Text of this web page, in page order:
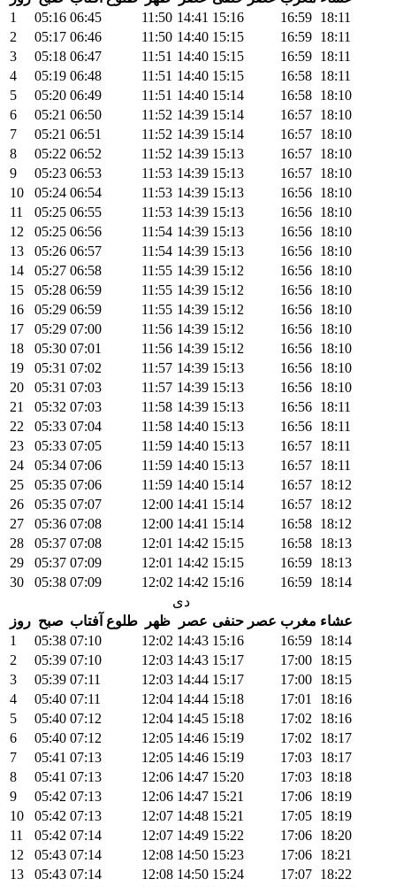
1
05:16 06:45 11:50 14:41 15:16 16:59 18:11
2
05:17 06:46 11:50 14:40 15:15 16:59 18:11
3
05:18 06:47 11:51 14:40 15:15 16:59 18:11
4
05:19 06:48 11:51 14:40 15:15 16:58 18:11
5
05:20 06:49 11:51 14:40 15:14 16:58 18:10
6
05:21 06:50 11:52 14:39 15:14 16:57 18:10
7
05:21 06:51 11:52 14:39 15:14 16:57 18:10
8
05:22 06:52 11:52 14:39 15:13 16:57 18:10
9
05:23 06:53 11:53 14:39 15:13 16:57 18:10
10
05:24 06:54 11:53 14:39 15:13 16:56 18:10
11
05:25 06:55 11:53 14:39 15:13 16:56 18:10
12
05:25 06:56 11:54 14:39 15:13 16:56 18:10
13
05:26 06:57 11:54 14:39 15:13 16:56 18:10
14
05:27 06:58 11:55 14:39 15:12 16:56 18:10
15
05:28 06:59 11:55 14:39 15:12 16:56 18:10
16
05:29 06:59 11:55 14:39 15:12 16:56 18:10
17
05:29 07:00 11:56 14:39 15:12 16:56 18:10
18
05:30 07:01 11:56 14:39 15:12 16:56 18:10
19
05:31 07:02 11:57 14:39 15:13 16:56 18:10
20
05:31 07:03 11:57 14:39 15:13 16:56 18:10
21
05:32 07:03 11:58 14:39 15:13 16:56 18:11
22
05:33 07:04 11:58 14:40 15:13 16:56 18:11
23
05:33 07:05 11:59 14:40 15:13 16:57 18:11
24
05:34 07:06 11:59 14:40 15:13 16:57 18:11
25
05:35 07:06 11:59 14:40 15:14 16:57 18:12
26
05:35 07:07 12:00 14:41 15:14 16:57 18:12
27
05:36 07:08 12:00 14:41 15:14 16:58 18:12
28
05:37 07:08 12:01 14:42 15:15 16:58 18:13
29
05:37 07:09 12:01 14:42 15:15 16:59 18:13
30
05:38 07:09 12:02 14:42 15:16 16:59 18:14
دی
روز صبح طلوع آفتاب ظهر عصر عصر حنفی مغرب عشاء
1
05:38 07:10 12:02 14:43 15:16 16:59 18:14
2
05:39 07:10 12:03 14:43 15:17 17:00 18:15
3
05:39 07:11 12:03 14:44 15:17 17:00 18:15
4
05:40 07:11 12:04 14:44 15:18 17:01
18:16
5
05:40 07:12 12:04 14:45 15:18 17:02
18:16
6
05:40 07:12 12:05 14:46 15:19 17:02
18:17
7
05:41 07:13 12:05 14:46 15:19 17:03 18:17
8
05:41 07:13 12:06 14:47 15:20 17:03 18:18
9
05:42 07:13 12:06 14:47 15:21 17:06 18:19
10
05:42 07:13 12:07 14:48 15:21 17:05 18:19
11
05:42 07:14 12:07 14:49 15:22 17:06 18:20
12
05:43 07:14 12:08 14:50 15:23 17:06 18:21
13
05:43 07:14 12:08 14:50 15:24 17:07 18:22